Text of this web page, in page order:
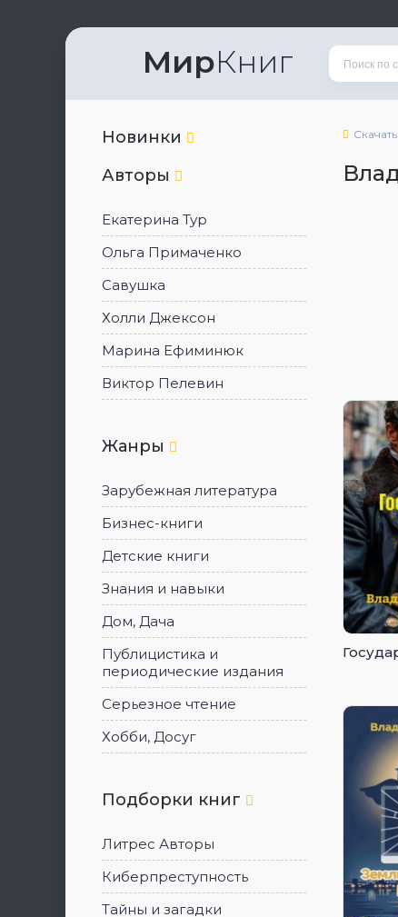
МирКниг
Новинки
Авторы
Екатерина Тур
Ольга Примаченко
Савушка
Холли Джексон
Марина Ефиминюк
Виктор Пелевин
Жанры
Зарубежная литература
Бизнес-книги
Детские книги
Знания и навыки
Дом, Дача
Публицистика и
периодические издания
Серьезное чтение
Хобби, Досуг
Подборки книг
Литрес Авторы
Киберпреступность
Тайны и загадки